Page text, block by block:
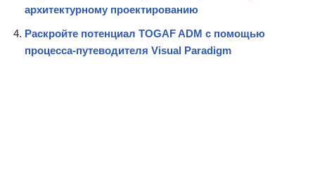
архитектурному проектированию
Раскройте потенциал TOGAF ADM с помощью
процесса-путеводителя Visual Paradigm